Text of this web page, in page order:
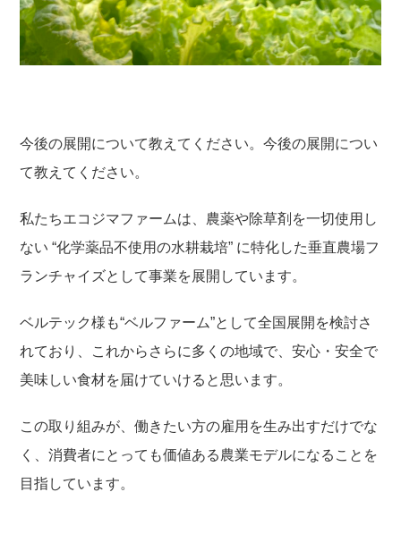
今後の展開について教えてください。今後の展開につい
て教えてください。
私たちエコジマファームは、農薬や除草剤を一切使用し
ない “化学薬品不使用の水耕栽培” に特化した垂直農場フ
ランチャイズとして事業を展開しています。
ベルテック様も“ベルファーム”として全国展開を検討さ
れており、これからさらに多くの地域で、安心・安全で
美味しい食材を届けていけると思います。
この取り組みが、働きたい方の雇用を生み出すだけでな
く、消費者にとっても価値ある農業モデルになることを
目指しています。